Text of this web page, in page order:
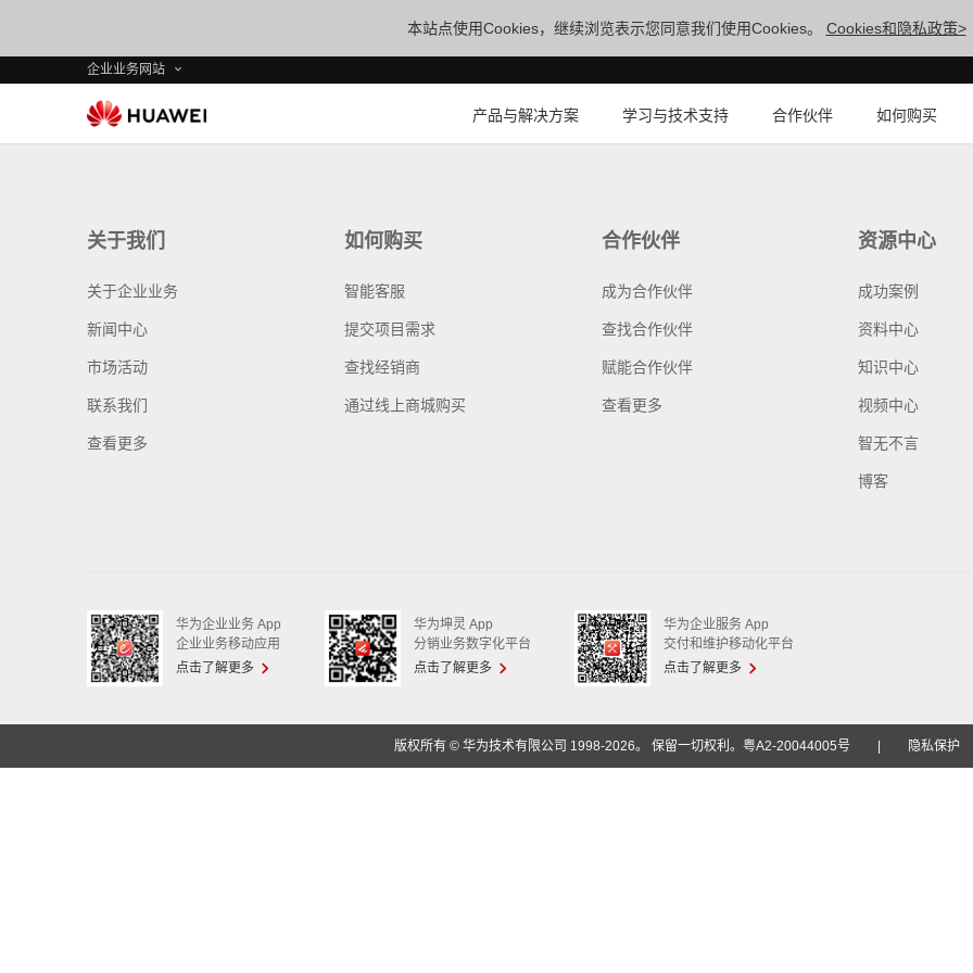
本站点使用Cookies，继续浏览表示您同意我们使用Cookies。 Cookies和隐私政策>
企业业务网站
产品与解决方案 学习与技术支持 合作伙伴 如何购买
关于我们
关于企业业务
新闻中心
市场活动
联系我们
查看更多
如何购买
智能客服
提交项目需求
查找经销商
通过线上商城购买
合作伙伴
成为合作伙伴
查找合作伙伴
赋能合作伙伴
查看更多
资源中心
成功案例
资料中心
知识中心
视频中心
智无不言
博客
华为企业业务 App
企业业务移动应用
点击了解更多
华为坤灵 App
分销业务数字化平台
点击了解更多
华为企业服务 App
交付和维护移动化平台
点击了解更多
版权所有 © 华为技术有限公司 1998-2026。 保留一切权利。粤A2-20044005号 隐私保护